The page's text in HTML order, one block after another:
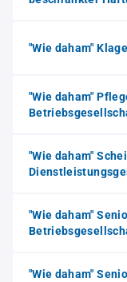
"Wie daham"
"Wie daham"
"Wie daham"
"Wie daham"
"Wie daham"